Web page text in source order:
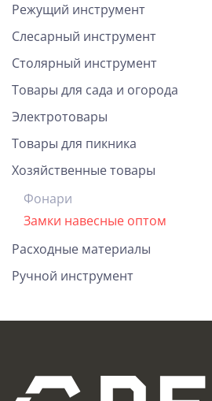
Режущий инструмент
Слесарный инструмент
Столярный инструмент
Товары для сада и огорода
Электротовары
Товары для пикника
Хозяйственные товары
Фонари
Замки навесные оптом
Расходные материалы
Ручной инструмент